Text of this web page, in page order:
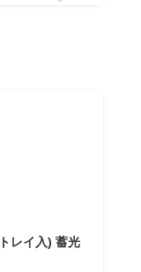
レイ入) 蓄光